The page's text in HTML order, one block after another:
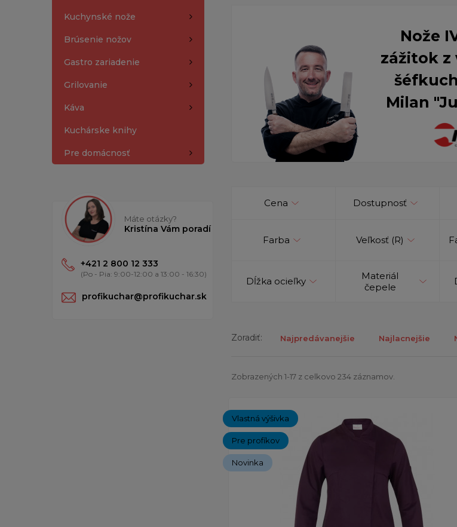
Kuchynské nože
Brúsenie nožov
Gastro zariadenie
Grilovanie
Káva
Kuchárske knihy
Pre domácnosť
Máte otázky?
Kristína Vám poradí
+421 2 800 12 333
(Po - Pia: 9:00-12:00 a 13:00 - 16:30)
profikuchar@profikuchar.sk
Nože
zážitok z
Milan
Cena Dostupnosť
Farba Veľkosť (R)
Dĺžka ocieľky
Materiál
čepele
Zoradiť: Najpredávanejšie Najlacnejšie
Zobrazených 1-17 z celkovo 234 záznamov.
Vlastná výšivka
Pre profíkov
Novinka